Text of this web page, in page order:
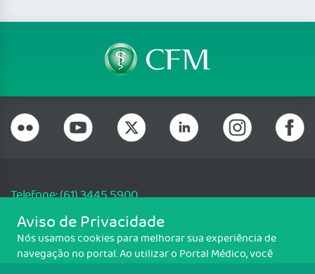
Telefone: (61) 3445 5900
Email: cfm@portalmedico.org.br
SGAS 616, Conjunto D, Lote 115, L2 Sul, Brasília/DF - CEP: 70200-760 -
CNPJ: 33.583.550/0001-30
Aviso de Privacidade
Nós usamos cookies para melhorar sua experiência de
navegação no portal. Ao utilizar o Portal Médico, você